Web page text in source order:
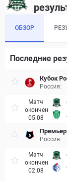
ОБЗОР
Последние
Россия:
Кубок
Матч
окончен
05.08
Россия:
Премьер
Матч
окончен
02.08